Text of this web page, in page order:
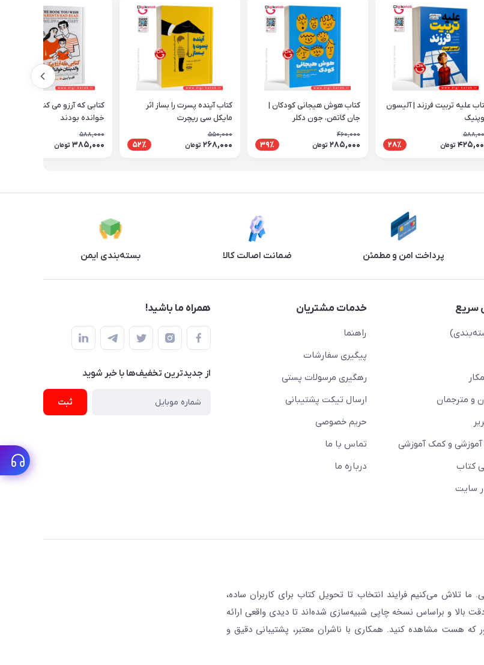
علیه تربیت فرزند | آلیسون
تومان 28٪
کتاب هوش هیجانی کودکان |
جان گاتمن، جون دکلر
460,000
285,000 تومان 39٪
کتاب آینده پسرت را بساز اثر
مایکل سی ریچرت
550,000
268,000 تومان 52٪
کتابی که آرزو می کنید والدینتان
خوانده بودند
588,000
385,000 تومان
پرداخت امن و مطمئن ضمانت اصالت کالا بسته‌بندی ایمن
سریع
و مترجمان
و کمک آموزشی
کتاب
سایت
خدمات مشتریان
راهنما
پیگیری سفارشات
رهگیری مرسولات پستی
ارسال تیکت پشتیبانی
حریم خصوصی
تماس با ما
درباره ما
همراه ما باشید!
از جدید‌ترین تخفیف‌ها با‌ خبر شوید
ثبت
تلاش می‌کنیم فرایند انتخاب تا تحویل کتاب برای کاربران ساده،
بالا و براساس نسخه چاپی شبیه‌سازی شده‌اند تا دیدی واقعی ارائه
هست مشاهده کنید. همکاری با ناشران معتبر، پشتیبانی دقیق و